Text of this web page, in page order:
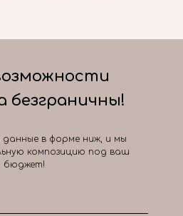
безграничны!
в форме ниж, и мы
композицию под ваш
бюджет!